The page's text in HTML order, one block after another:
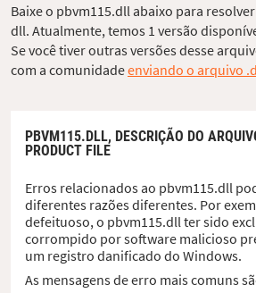
Baixe o pbvm115.dll abaixo para
dll. Atualmente, temos 1 versão
Se você tiver outras versões desse
com a comunidadeenviando o arquivo
PBVM115.DLL, DESCRIÇÃO DO
PRODUCT FILE
Erros relacionados ao pbvm115.dll
diferentes razões diferentes. Por
defeituoso, o pbvm115.dll ter sido
corrompido por software malicioso
um registro danificado do Windows.
As mensagens de erro mais comuns